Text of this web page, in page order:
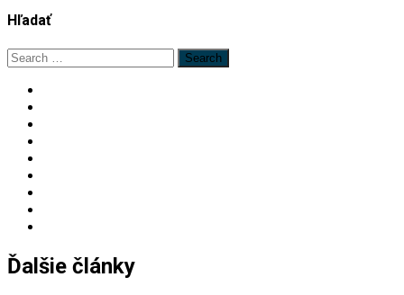
Hľadať
Search
for:
Ďalšie články